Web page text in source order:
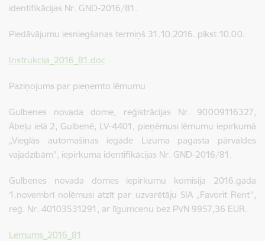
identifikācijas Nr. GND-2016/81.
Piedāvājumu iesniegšanas termiņš 31.10.2016. plkst.10.00.
Instrukcija_2016_81.doc
Paziņojums par pieņemto lēmumu
Gulbenes novada dome, reģistrācijas Nr. 90009116327,
Ābeļu ielā 2, Gulbenē, LV-4401, pieņēmusi lēmumu iepirkumā
„Vieglās automašīnas iegāde Lizuma pagasta pārvaldes
vajadzībām”, iepirkuma identifikācijas Nr. GND-2016/81.
Gulbenes novada domes iepirkumu komisija 2016.gada
1.novembrī nolēmusi atzīt par uzvarētāju SIA „Favorit Rent”,
reģ. Nr. 40103531291, ar līgumcenu bez PVN 9957,36 EUR.
Lemums_2016_81